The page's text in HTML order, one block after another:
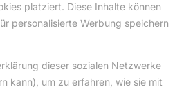
platziert. Diese Inhalte können
personalisierte Werbung speichern
dieser sozialen Netzwerke
kann), um zu erfahren, wie sie mit